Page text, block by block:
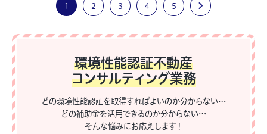
1 2 3 4 5
環境性能認証不動産
コンサルティング業務
どの環境性能認証を取得すればよいのか分からない…
どの補助金を活用できるのか分からない…
そんな悩みにお応えします！